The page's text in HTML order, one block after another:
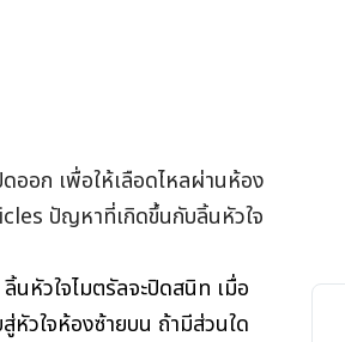
ออก เพื่อให้เลือดไหลผ่านห้อง
ปัญหาที่เกิดขึ้นกับลิ้นหัวใจ
นหัวใจไมตรัลจะปิดสนิท เมื่อ
หัวใจห้องซ้ายบน ถ้ามีส่วนใด